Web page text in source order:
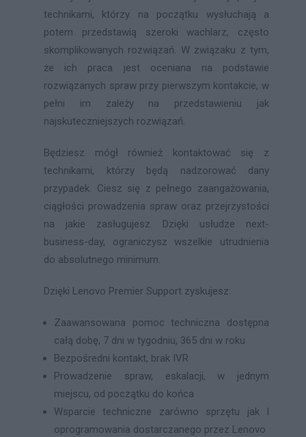
technikami, którzy na początku wysłuchają a
potem przedstawią szeroki wachlarz, często
skomplikowanych rozwiązań. W związaku z tym,
że ich praca jest oceniana na podstawie
rozwiązanych spraw przy pierwszym kontakcie, w
pełni im zależy na przedstawieniu jak
najskuteczniejszych rozwiązań.
Będziesz mógł również kontaktować się z
technikami, którzy będą nadzorować dany
przypadek. Ciesz się z pełnego zaangażowania,
ciągłości prowadzenia spraw oraz przejrzystości
na jakie zasługujesz. Dzięki usłudze next-
business-day, ograniczysz wszelkie utrudnienia
do absolutnego minimum.
Dzięki Lenovo Premier Support zyskujesz:
Zaawansowana pomoc techniczna dostępna
całą dobę, 7 dni w tygodniu, 365 dni w roku
Bezpośredni kontakt, brak IVR
Prowadzenie spraw, eskalacji, w jednym
miejscu, od początku do końca
Wsparcie techniczne zarówno sprzętu jak I
oprogramowania dostarczanego przez Lenovo